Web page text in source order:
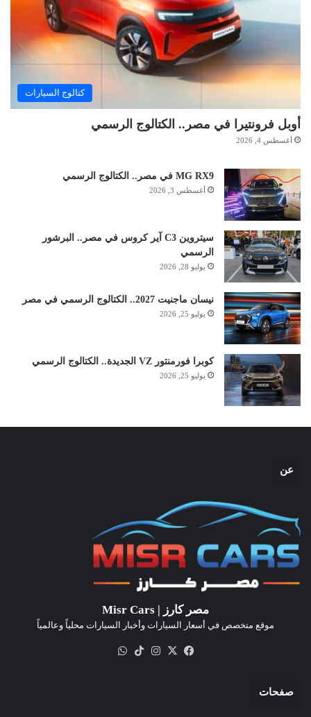
كتالوج السيارات
أوبل فرونتيرا في مصر.. الكتالوج الرسمي
أغسطس 4, 2026
MG RX9 في مصر.. الكتالوج الرسمي
أغسطس 3, 2026
سيتروين C3 آير كروس في مصر.. البرشور
الرسمي
يوليو 28, 2026
نيسان ماجنيت 2027.. الكتالوج الرسمي في مصر
يوليو 25, 2026
كوبرا فورمنتور VZ الجديدة.. الكتالوج الرسمي
يوليو 25, 2026
عن
مصر كارز | Misr Cars
موقع متخصص في أسعار السيارات وأخبار السيارات محلياً وعالمياً
فيسبوك
‫X انستقرام‫TikTok
صفحات